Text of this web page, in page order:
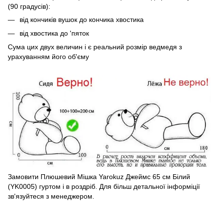
(90 градусів):
від кончиків вушок до кончика хвостика
від хвостика до 'пяток
Сума цих двух величин і є реальний розмір ведмедя з
урахуванням його об'єму
Замовити Плюшевий Мішка Yarokuz Джеймс 65 см Білий
(YK0005) гуртом і в роздріб. Для більш детальної інформіції
зв'язуйтеся з менеджером.